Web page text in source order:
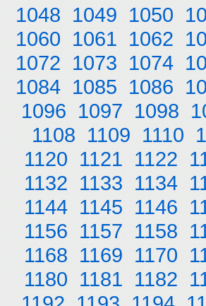
1048 1049 1050
1060 1061 1062
1072 1073 1074
1084 1085 1086
1096 1097 1098
1108 1109 1110
1120 1121 1122
1132 1133 1134
1144 1145 1146
1156 1157 1158
1168 1169 1170
1180 1181 1182